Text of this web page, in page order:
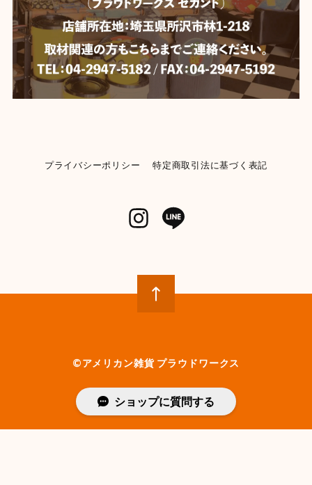
プライバシーポリシー 特定商取引法に基づく表記
©︎アメリカン雑貨 プラウドワークス
ショップに質問する